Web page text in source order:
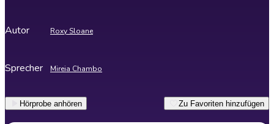
Autor Roxy Sloane
Sprecher Mireia Chambo
Hörprobe anhören Zu Favoriten hinzufügen